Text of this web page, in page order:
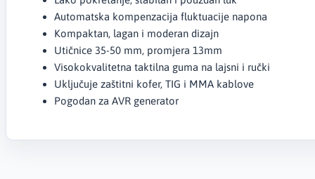
Automatska kompenzacija fluktuacije napona
Kompaktan, lagan i moderan dizajn
Utičnice 35-50 mm, promjera 13mm
Visokokvalitetna taktilna guma na lajsni i ručki
Uključuje zaštitni kofer, TIG i MMA kablove
Pogodan za AVR generator